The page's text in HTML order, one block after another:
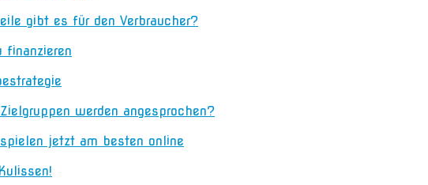
gibt es für den Verbraucher?
finanzieren
werden angesprochen?
jetzt am besten online